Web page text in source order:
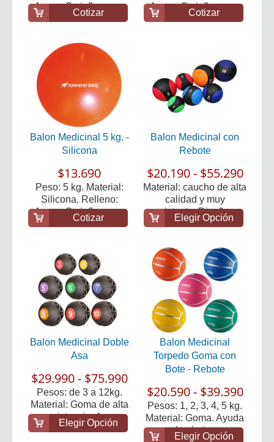
Arena. Se infla con...
Cotizar
Arena. Se infla con...
Cotizar
Balon Medicinal 5 kg. -
Silicona
$13.690
Peso: 5 kg. Material:
Silicona. Relleno:
Arena. Se infla con...
Cotizar
Balon Medicinal con
Rebote
$20.190 - $55.290
Material: caucho de alta
calidad y muy
resistente. Diseño ...
Elegir Opción
Balon Medicinal Doble
Asa
$29.990 - $75.990
Pesos: de 3 a 12kg.
Material: Goma de alta
resistencia. Ac...
Elegir Opción
Balon Medicinal
Torpedo Goma con
Bote - Rebote
$20.590 - $39.390
Pesos: 1, 2, 3, 4, 5 kg.
Material: Goma. Ayuda
al trabajo ...
Elegir Opción